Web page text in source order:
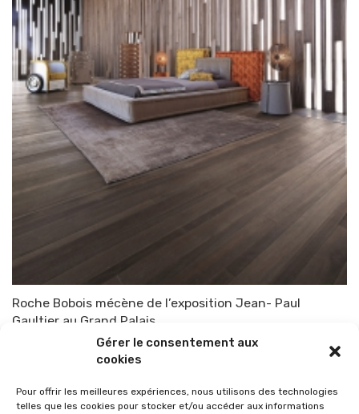
Gérer le consentement aux
cookies
Pour offrir les meilleures expériences, nous utilisons des technologies
telles que les cookies pour stocker et/ou accéder aux informations
Roche Bobois mécène de l’exposition Jean- Paul
Gaultier au Grand Palais
TOP-PARENTS 29 mars 2015